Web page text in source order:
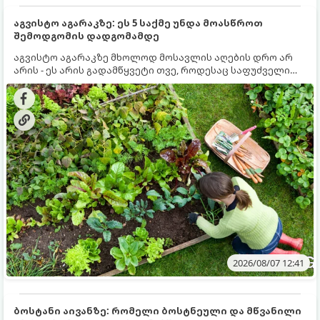
აგვისტო აგარაკზე: ეს 5 საქმე უნდა მოასწროთ
შემოდგომის დადგომამდე
აგვისტო აგარაკზე მხოლოდ მოსავლის აღების დრო არ
არის - ეს არის გადამწყვეტი თვე, როდესაც საფუძველი
ეყრება მომავალი წლის მოსავალს და ბაღი მზადდება
შემოდგომა-ზამთრის სეზონისთვის. იმისათვის, რომ
ნიადაგმა ენერგია აღიდგინოს, ხოლო მცენარეებმა
ზამთარს გაუძლონ, აგვისტოს ბოლომდე 5
მნიშვნელოვანი საქმის გაკეთება უნდა მოასწროთ:
2026/08/07 12:41
ბოსტანი აივანზე: რომელი ბოსტნეული და მწვანილი